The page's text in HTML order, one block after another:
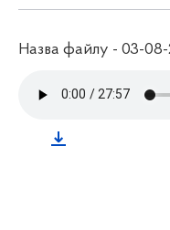
Назва файлу - 03-